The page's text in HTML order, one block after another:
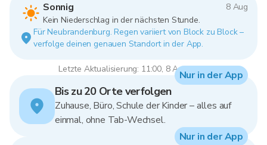
Sonnig
8 Aug
Kein Niederschlag in der nächsten Stunde.
Für Neubrandenburg. Regen variiert von Block zu Block –
verfolge deinen genauen Standort in der App.
Letzte Aktualisierung: 11:00, 8 Aug 2026
Bis zu 20 Orte verfolgen
Zuhause, Büro, Schule der Kinder – alles auf
einmal, ohne Tab-Wechsel.
Nur in der App
Nur in der App